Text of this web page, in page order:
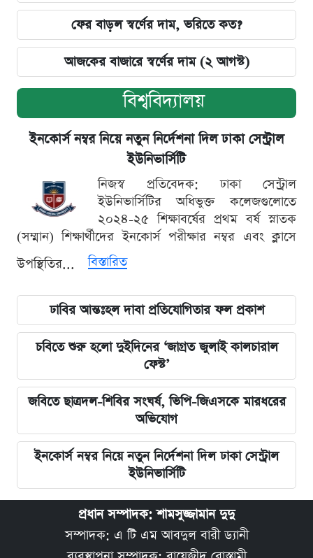
ফের বাড়ল স্বর্ণের দাম, ভরিতে কত?
আজকের বাজারে স্বর্ণের দাম (২ আগস্ট)
বিশ্ববিদ্যালয়
ইনকোর্স নম্বর নিয়ে নতুন নির্দেশনা দিল ঢাকা সেন্ট্রাল
ইউনিভার্সিটি
নিজস্ব প্রতিবেদক: ঢাকা সেন্ট্রাল
ইউনিভার্সিটির অধিভুক্ত কলেজগুলোতে
২০২৪-২৫ শিক্ষাবর্ষের প্রথম বর্ষ স্নাতক
(সম্মান) শিক্ষার্থীদের ইনকোর্স পরীক্ষার নম্বর এবং ক্লাসে
উপস্থিতির...
বিস্তারিত
ঢাবির আন্তঃহল দাবা প্রতিযোগিতার ফল প্রকাশ
চবিতে শুরু হলো দুইদিনের ‘জাগ্রত জুলাই কালচারাল
ফেস্ট’
জবিতে ছাত্রদল-শিবির সংঘর্ষ, ভিপি-জিএসকে মারধরের
অভিযোগ
ইনকোর্স নম্বর নিয়ে নতুন নির্দেশনা দিল ঢাকা সেন্ট্রাল
ইউনিভার্সিটি
প্রধান সম্পাদক: শামসুজ্জামান দুদু
সম্পাদক: এ টি এম আবদুল বারী ড্যানী